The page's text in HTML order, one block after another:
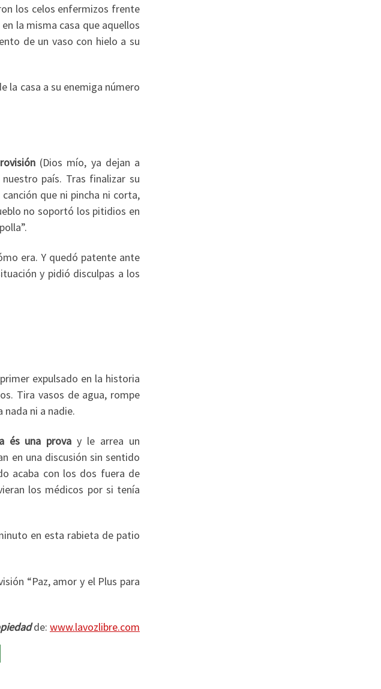
los celos enfermizos frente
la misma casa que aquellos
de un vaso con hielo a su
la casa a su enemiga número
(Dios mío, ya dejan a
país. Tras finalizar su
que ni pincha ni corta,
no soportó los pitidios en
era. Y quedó patente ante
y pidió disculpas a los
expulsado en la historia
Tira vasos de agua, rompe
ni a nadie.
és una prova y le arrea un
en una discusión sin sentido
acaba con los dos fuera de
los médicos por si tenía
en esta rabieta de patio
“Paz, amor y el Plus para
de: www.lavozlibre.com